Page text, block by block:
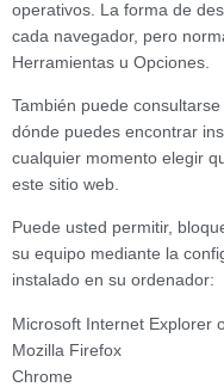
operativos. La forma de
cada navegador, pero
Herramientas u Opciones.
También puede
dónde puedes encontrar
cualquier momento elegir
este sitio web.
Puede usted permitir,
su equipo mediante la
instalado en su ordenador:
Microsoft Internet Explorer
Mozilla Firefox
Chrome